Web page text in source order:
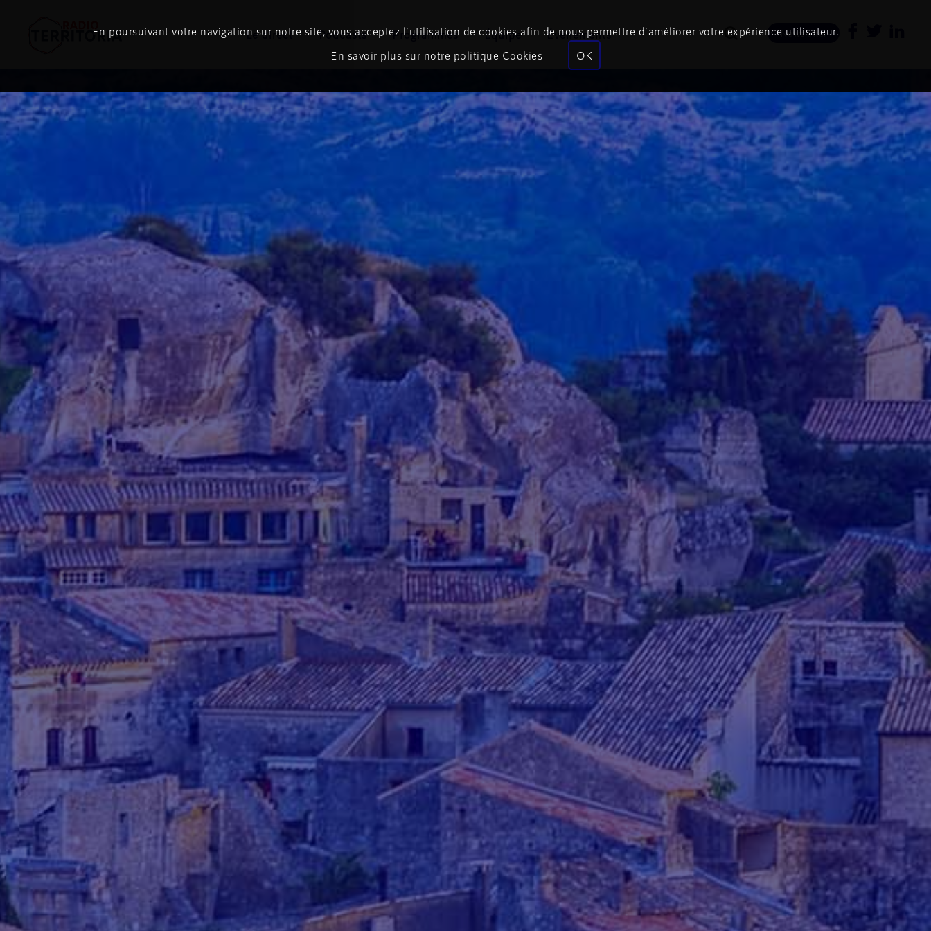
Newsletter
Le direct Podcasts Programmes Équipe Événements
En poursuivant votre navigation sur notre site, vous acceptez l’utilisation de cookies afin de nous permettre d’améliorer votre expérience utilisateur.
En savoir plus sur notre politique Cookies
OK